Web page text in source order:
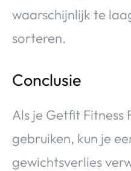
waarschijnlijk te
sorteren.
Conclusie
Als je Getfit Fitness
gebruiken, kun je
gewichtsverlies